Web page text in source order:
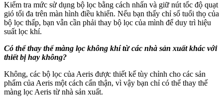
Kiểm tra mức sử dụng bộ lọc bằng cách nhấn và giữ nút tốc độ quạt
gió tối đa trên màn hình điều khiển. Nếu bạn thấy chỉ số tuổi thọ của
bộ lọc thấp, bạn vẫn cần phải thay bộ lọc của mình để duy trì hiệu
suất lọc khí.
Có thể thay thế màng lọc không khí từ các nhà sản xuất khác với
thiết bị hay không?
Không, các bộ lọc của Aeris được thiết kế tùy chỉnh cho các sản
phẩm của Aeris một cách cẩn thận, vì vậy bạn chỉ có thể thay thế
màng lọc Aeris từ nhà sản xuất.